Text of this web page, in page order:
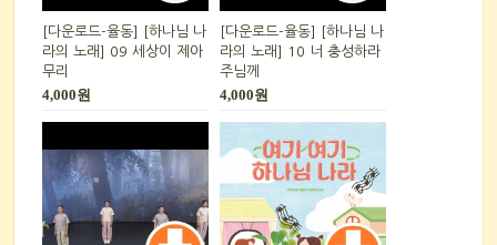
[다운로드-율동] [하나님 나
라의 노래] 09 세상이 제아
무리
4,000원
[다운로드-율동] [하나님 나
라의 노래] 10 너 충성하라
주님께
4,000원